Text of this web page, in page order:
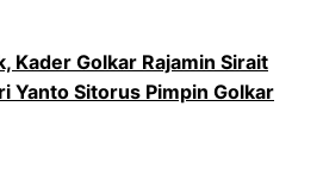
Kader Golkar Rajamin Sirait
Yanto Sitorus Pimpin Golkar